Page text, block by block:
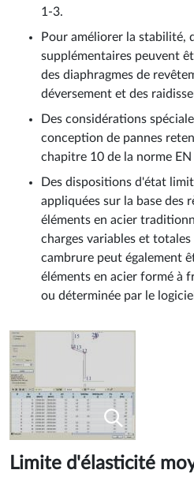
1-3.
Pour améliorer la stabilité,
supplémentaires peuvent
des diaphragmes de
déversement et des
Des considérations
conception de pannes
chapitre 10 de la norme
Des dispositions d'état
appliquées sur la base des
éléments en acier
charges variables et
cambrure peut également
éléments en acier formé à
ou déterminée par le
Limite d'élasticité